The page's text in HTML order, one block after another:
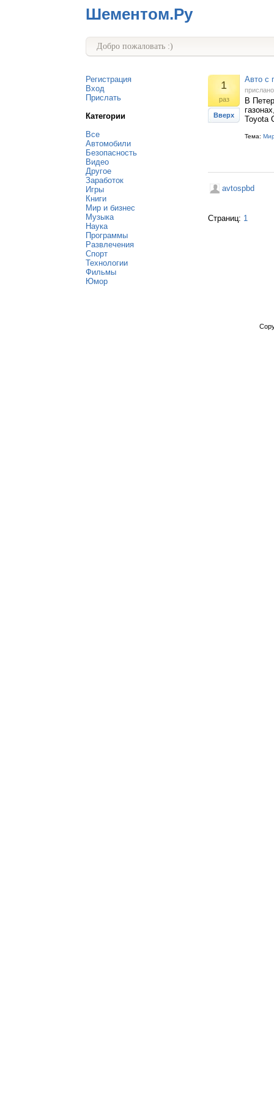
Шементом.Ру
Добро пожаловать :)
Регистрация
Вход
Прислать
Категории
Все
Автомобили
Безопасность
Видео
Другое
Заработок
Игры
Книги
Мир и бизнес
Музыка
Наука
Программы
Развлечения
Спорт
Технологии
Фильмы
Юмор
1
раз
Вверх
Авто с
В
Toyota
Тема:
avtospbd
Страниц: 1